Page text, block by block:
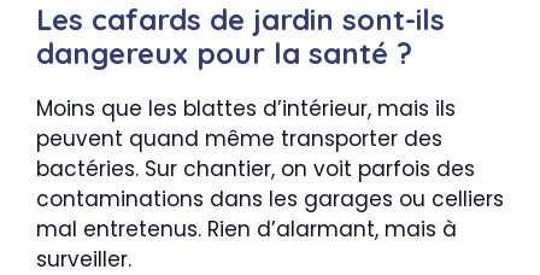
Les cafards de jardin sont-ils
dangereux pour la santé ?
Moins que les blattes d’intérieur, mais ils
peuvent quand même transporter des
bactéries. Sur chantier, on voit parfois des
contaminations dans les garages ou celliers
mal entretenus. Rien d’alarmant, mais à
surveiller.